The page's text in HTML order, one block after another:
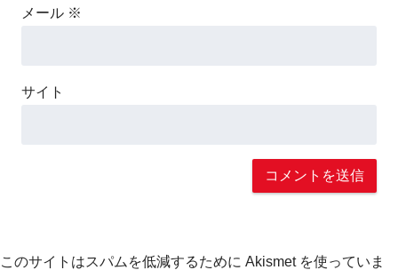
メール ※
サイト
このサイトはスパムを低減するために Akismet を使っていま